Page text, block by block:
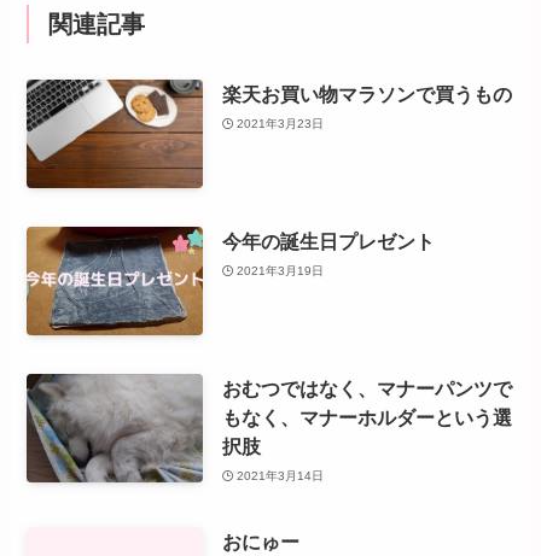
関連記事
楽天お買い物マラソンで買うもの
2021年3月23日
今年の誕生日プレゼント
2021年3月19日
おむつではなく、マナーパンツで
もなく、マナーホルダーという選
択肢
2021年3月14日
おにゅー